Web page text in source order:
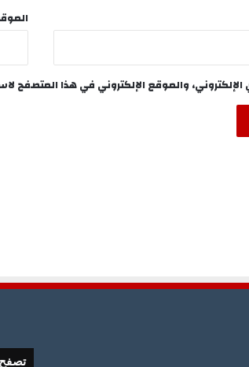
والموقع الإلكتروني في هذا المتصفح
تصفح